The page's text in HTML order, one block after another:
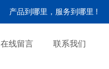
产品到哪里，服务到哪里 !
在线留言 联系我们